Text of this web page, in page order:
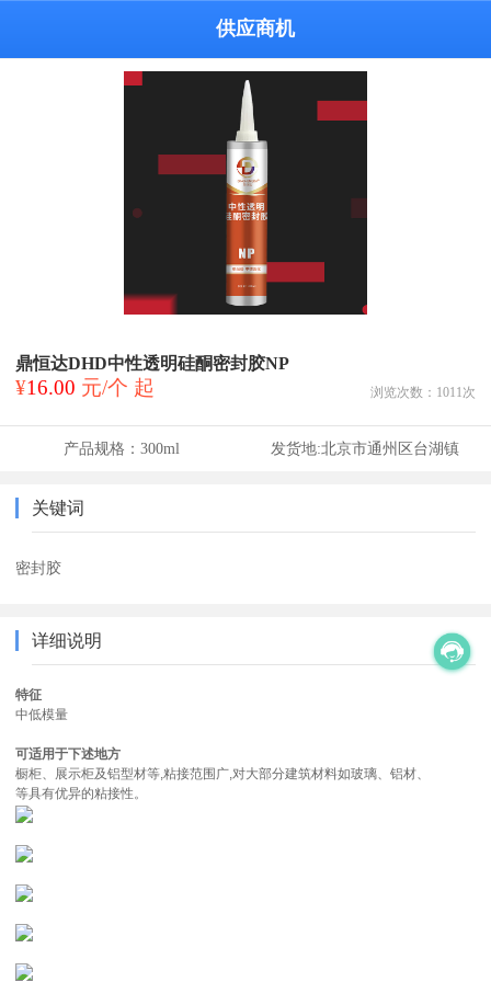
供应商机
鼎恒达DHD中性透明硅酮密封胶NP
¥16.00 元/个 起 浏览次数： 1011 次
产品规格： 300ml 发货地:北京市通州区台湖镇
关键词
密封胶
详细说明
特征
中低模量
可适用于下述地方
橱柜、展示柜及铝型材等,粘接范围广,对大部分建筑材料如玻璃、铝材、
等具有优异的粘接性。